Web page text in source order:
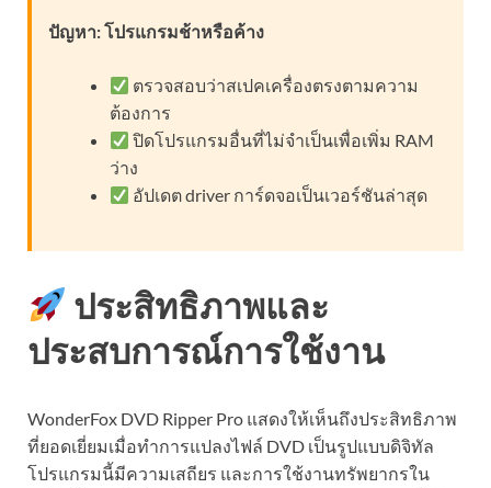
ปัญหา: โปรแกรมช้าหรือค้าง
ตรวจสอบว่าสเปคเครื่องตรงตามความ
ต้องการ
ปิดโปรแกรมอื่นที่ไม่จำเป็นเพื่อเพิ่ม RAM
ว่าง
อัปเดต driver การ์ดจอเป็นเวอร์ชันล่าสุด
ประสิทธิภาพและ
ประสบการณ์การใช้งาน
WonderFox DVD Ripper Pro แสดงให้เห็นถึงประสิทธิภาพ
ที่ยอดเยี่ยมเมื่อทำการแปลงไฟล์ DVD เป็นรูปแบบดิจิทัล
โปรแกรมนี้มีความเสถียร และการใช้งานทรัพยากรใน